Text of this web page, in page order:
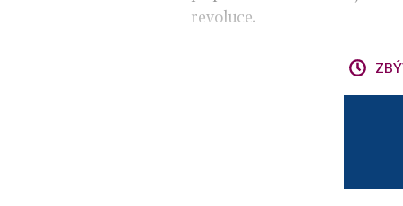
revoluce.